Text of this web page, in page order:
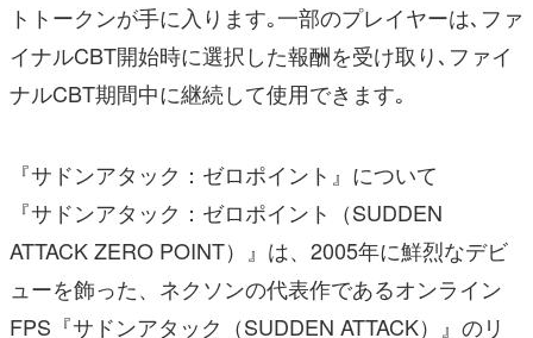
トトークンが手に入ります｡一部のプレイヤーは､ファ
イナルCBT開始時に選択した報酬を受け取り､ファイ
ナルCBT期間中に継続して使用できます｡
『サドンアタック：ゼロポイント』について
『サドンアタック：ゼロポイント（SUDDEN
ATTACK ZERO POINT）』は、2005年に鮮烈なデビ
ューを飾った、ネクソンの代表作であるオンライン
FPS『サドンアタック（SUDDEN ATTACK）』のリ